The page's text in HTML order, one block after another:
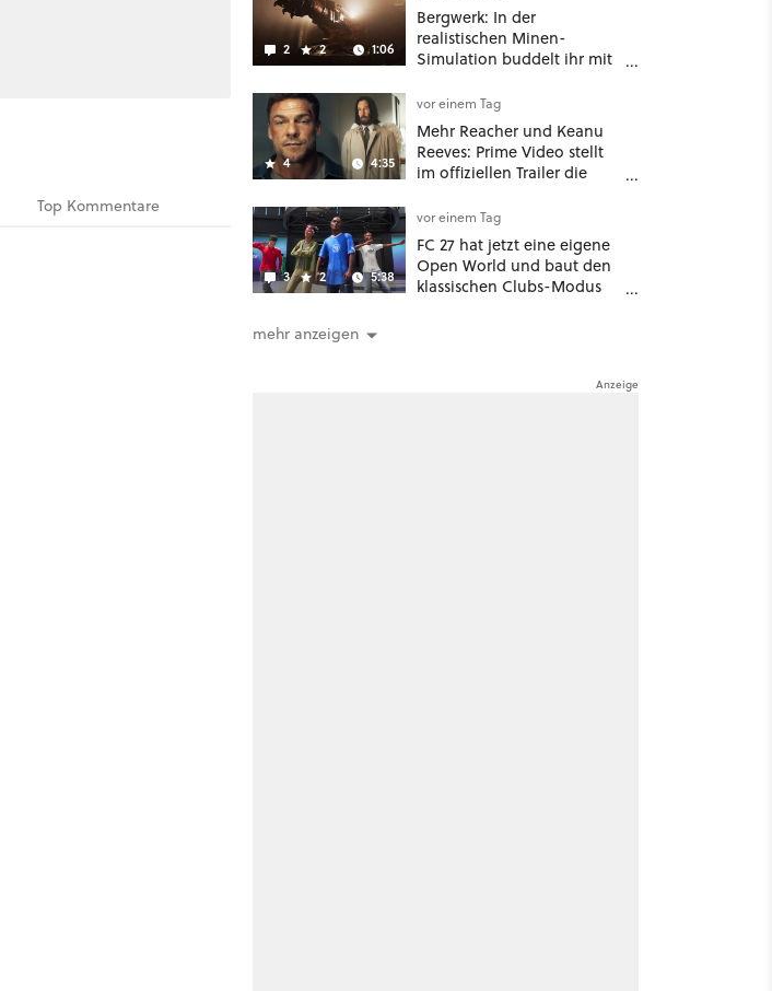
Top Kommentare
2 2 1:06
Bergwerk: In der
realistischen Minen-
Simulation buddelt ihr mit
möglichst vorsichtig Kohle
aus
4 4:35
vor einem Tag
Mehr Reacher und Keanu
Reeves: Prime Video stellt
im offiziellen Trailer die
August 2026 vor
3 2 5:38
vor einem Tag
FC 27 hat jetzt eine eigene
Open World und baut den
klassischen Clubs-Modus
mehr anzeigen